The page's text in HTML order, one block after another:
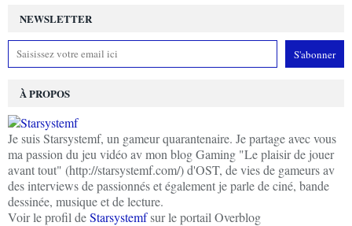
NEWSLETTER
À PROPOS
Je suis Starsystemf, un gameur quarantenaire. Je partage avec vous
ma passion du jeu vidéo av mon blog Gaming "Le plaisir de jouer
avant tout" (http://starsystemf.com/) d'OST, de vies de gameurs av
des interviews de passionnés et également je parle de ciné, bande
dessinée, musique et de lecture.
Voir le profil deStarsystemfsur le portail Overblog